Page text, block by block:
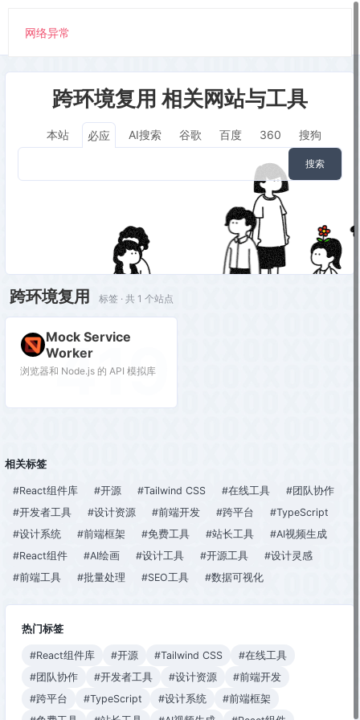
跨环境复用 相关网站与工具
本站 必应 AI搜索 谷歌 百度 360 搜狗
搜索
跨环境复用 标签 · 共 1 个站点
Mock Service
Worker
浏览器和 Node.js 的 API 模拟库
419
相关标签
#React组件库 #开源 #Tailwind CSS #在线工具
#团队协作
#开发者工具
#设计资源 #前端开发 #跨平台
#TypeScript
#设计系统
#前端框架 #免费工具 #站长工具
#AI视频生成
#React组件
#AI绘画 #设计工具 #开源工具
#设计灵感
#前端工具
#批量处理 #SEO工具 #数据可视化
热门标签
#React组件库 #开源 #Tailwind CSS
#在线工具
#团队协作
#开发者工具 #设计资源
#前端开发
#跨平台
#TypeScript #设计系统
#前端框架
网络异常